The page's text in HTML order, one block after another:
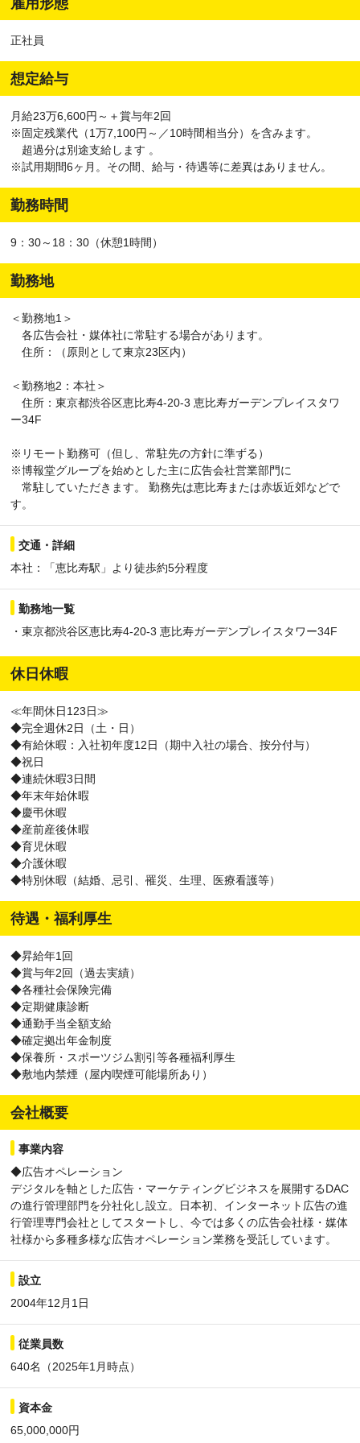
正社員
想定給与
月給23万6,600円～＋賞与年2回
※固定残業代（1万7,100円～／10時間相当分）を含みます。
超過分は別途支給します 。
※試用期間6ヶ月。その間、給与・待遇等に差異はありません。
勤務時間
9：30～18：30（休憩1時間）
勤務地
＜勤務地1＞
各広告会社・媒体社に常駐する場合があります。
住所：（原則として東京23区内）
＜勤務地2：本社＞
住所：東京都渋谷区恵比寿4-20-3 恵比寿ガーデンプレイスタワ
ー34F
※リモート勤務可（但し、常駐先の方針に準ずる）
※博報堂グループを始めとした主に広告会社営業部門に
常駐していただきます。 勤務先は恵比寿または赤坂近郊などで
す。
交通・詳細
本社：「恵比寿駅」より徒歩約5分程度
勤務地一覧
・東京都渋谷区恵比寿4-20-3 恵比寿ガーデンプレイスタワー34F
休日休暇
≪年間休日123日≫
◆完全週休2日（土・日）
◆有給休暇：入社初年度12日（期中入社の場合、按分付与）
◆祝日
◆連続休暇3日間
◆年末年始休暇
◆慶弔休暇
◆産前産後休暇
◆育児休暇
◆介護休暇
◆特別休暇（結婚、忌引、罹災、生理、医療看護等）
待遇・福利厚生
◆昇給年1回
◆賞与年2回（過去実績）
◆各種社会保険完備
◆定期健康診断
◆通勤手当全額支給
◆確定拠出年金制度
◆保養所・スポーツジム割引等各種福利厚生
◆敷地内禁煙（屋内喫煙可能場所あり）
会社概要
事業内容
◆広告オペレーション
デジタルを軸とした広告・マーケティングビジネスを展開するDAC
の進行管理部門を分社化し設立。日本初、インターネット広告の進
行管理専門会社としてスタートし、今では多くの広告会社様・媒体
社様から多種多様な広告オペレーション業務を受託しています。
設立
2004年12月1日
従業員数
640名（2025年1月時点）
資本金
65,000,000円